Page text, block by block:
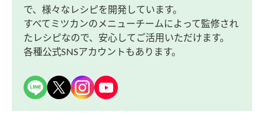
で、様々なレシピを開発しています。
すべてミツカンのメニューチームによって監修され
たレシピなので、安心してご活用いただけます。
各種公式SNSアカウントもあります。